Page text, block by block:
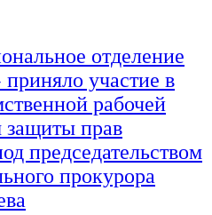
отделение
участие в
рабочей
защиты прав
председательством
прокурора